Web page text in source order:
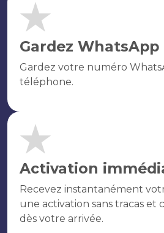
Gardez WhatsApp
Gardez votre numéro
téléphone.
Activation
Recevez instantanément
une activation sans tracas et
dès votre arrivée.